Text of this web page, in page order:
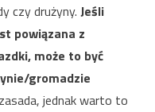
czy drużyny. Jeśli
powiązana z
może to być
gromadzie
jednak warto to